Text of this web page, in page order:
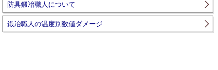
防具鍛冶職人について
鍛冶職人の温度別数値ダメージ